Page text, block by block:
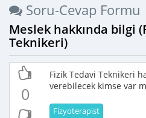
Soru-Cevap Formu
Meslek hakkında bilgi
Teknikeri)
0
Fizik Tedavi Teknikeri
verebilecek kimse var
Fizyoterapist